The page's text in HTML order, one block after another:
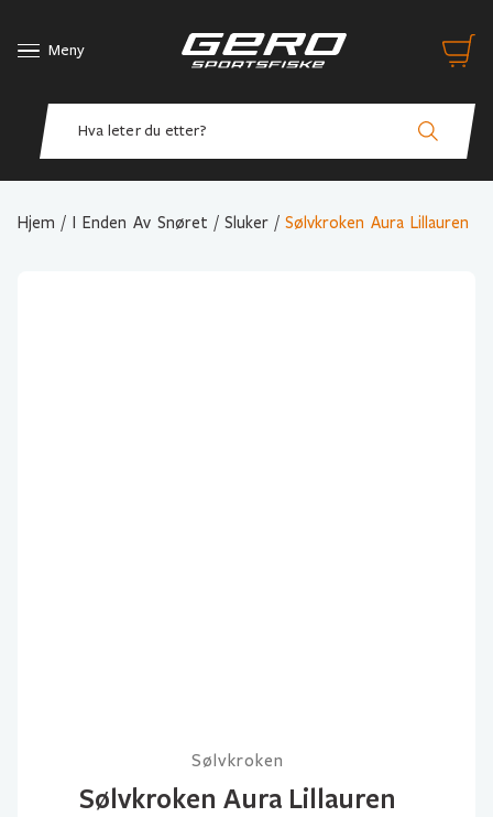
Meny
Hjem / I Enden Av Snøret / Sluker / Sølvkroken Aura Lillauren
Sølvkroken
Sølvkroken Aura Lillauren